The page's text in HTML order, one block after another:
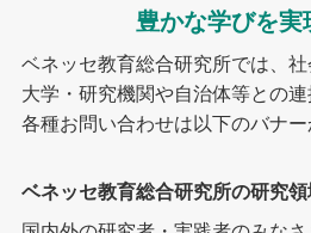
豊かな学びを実
ベネッセ教育総合研究所では、社
大学・研究機関や自治体等との連
各種お問い合わせは以下のバナー
ベネッセ教育総合研究所の研究領